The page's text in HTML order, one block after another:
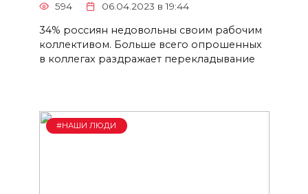
594 06.04.2023 в 19:44
34% россиян недовольны своим рабочим
коллективом. Больше всего опрошенных
в коллегах раздражает перекладывание
#НАШИ ЛЮДИ